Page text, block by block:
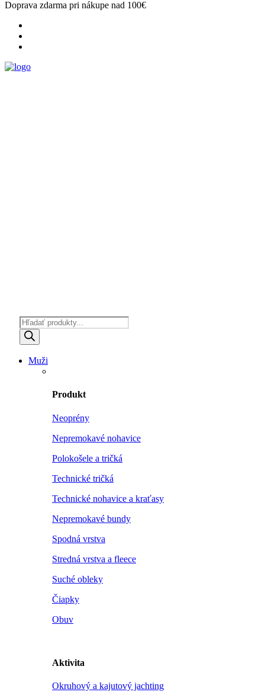
Doprava zdarma pri nákupe nad 100€
Products
search
Muži
Produkt
Neoprény
Nepremokavé nohavice
Polokošele a tričká
Technické tričká
Technické nohavice a kraťasy
Nepremokavé bundy
Spodná vrstva
Stredná vrstva a fleece
Suché obleky
Čiapky
Obuv
Aktivita
Okruhový a kajutový jachting